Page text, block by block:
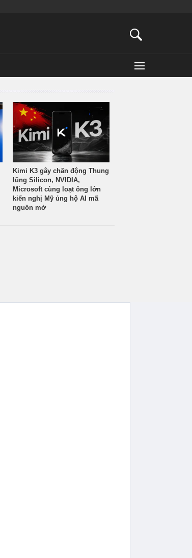
Kimi K3 gây chấn động Thung
lũng Silicon, NVIDIA,
Microsoft cùng loạt ông lớn
kiến nghị Mỹ ủng hộ AI mã
nguồn mở